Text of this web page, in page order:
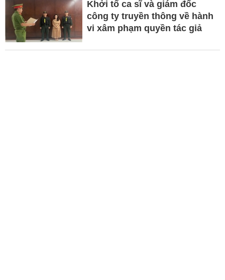
Khởi tố ca sĩ và giám đốc
công ty truyền thông về hành
vi xâm phạm quyền tác giả